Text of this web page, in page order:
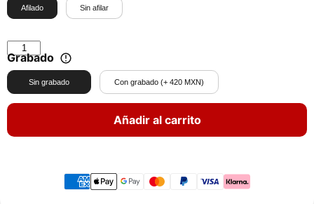
Afilado Sin afilar
Grabado
Sin grabado Con grabado (+ 420 MXN)
Añadir al carrito